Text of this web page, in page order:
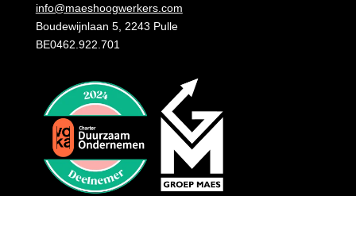
info@maeshoogwerkers.com
Boudewijnlaan 5, 2243 Pulle
BE0462.922.701